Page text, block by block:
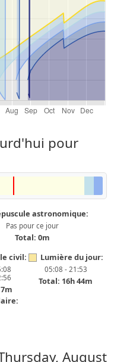
pour
astronomique:
Pas pour ce jour
Total: 0m
civil: Lumière du jour:
05:08 - 21:53
Total: 16h 44m
August